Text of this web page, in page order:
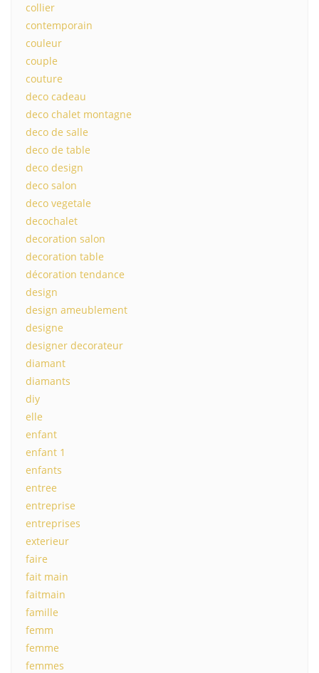
collier
contemporain
couleur
couple
couture
deco cadeau
deco chalet montagne
deco de salle
deco de table
deco design
deco salon
deco vegetale
decochalet
decoration salon
decoration table
décoration tendance
design
design ameublement
designe
designer decorateur
diamant
diamants
diy
elle
enfant
enfant 1
enfants
entree
entreprise
entreprises
exterieur
faire
fait main
faitmain
famille
femm
femme
femmes